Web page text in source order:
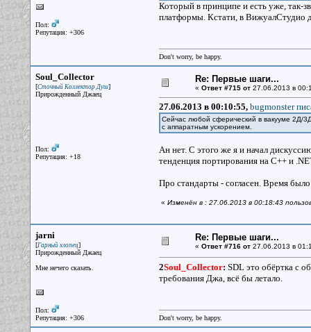
Пол:
Репутация: +306
Который в принципе и есть уже, так-
платформы. Кстати, в ВижуалСтудио
Don't worry, be happy.
Soul_Collector
[Сточный Коллектор Душ]
Прирожденный Джаец
Пол:
Репутация: +18
Re: Первые шаги...
« Ответ #715 от27.06.2013 в
27.06.2013 в 00:10:55, bugmonster
Сейчас любой сферический в вакууме 2Д/
с аппаратным ускорением.
Ан нет. С этого же я и начал
тенденция портирования на C++ и
Про стандарты - согласен. Время было
« Изменён в : 27.06.2013 в 00:18:43
jarni
[Гарный хлопец]
Прирожденный Джаец
Мне нечего сказать.
Пол:
Репутация: +306
Re: Первые шаги...
« Ответ #716 от27.06.2013 в
2Soul_Collector: SDL это обёртка с
требования Джа, всё бы летало.
Don't worry, be happy.